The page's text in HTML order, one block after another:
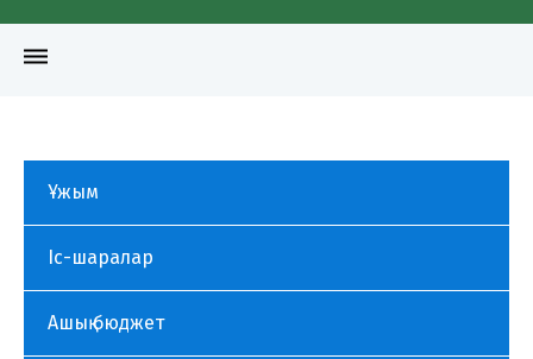
dehaze
Ұжым
Іс-шаралар
Ашық бюджет